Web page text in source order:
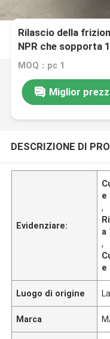
Rilascio della
NPR che sopporta
MOQ：pc 1
Miglior
DESCRIZIONE DI
Evidenziare:
e
,
a
,
e
Luogo di origine
Marca